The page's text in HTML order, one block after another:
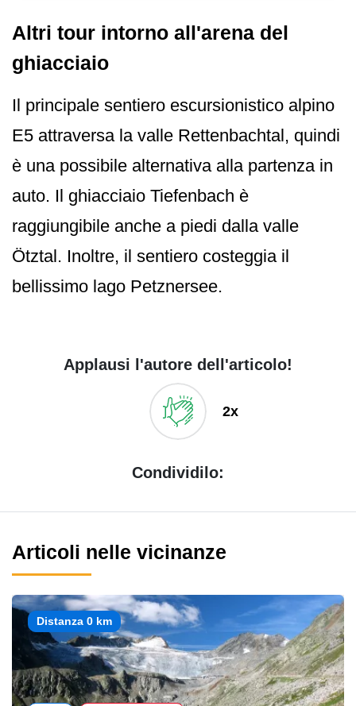
Altri tour intorno all'arena del
ghiacciaio
Il principale sentiero escursionistico alpino
E5 attraversa la valle Rettenbachtal, quindi
è una possibile alternativa alla partenza in
auto. Il ghiacciaio Tiefenbach è
raggiungibile anche a piedi dalla valle
Ötztal. Inoltre, il sentiero costeggia il
bellissimo lago Petznersee.
Applausi l'autore dell'articolo!
2x
Condividilo:
Articoli nelle vicinanze
Distanza 0 km